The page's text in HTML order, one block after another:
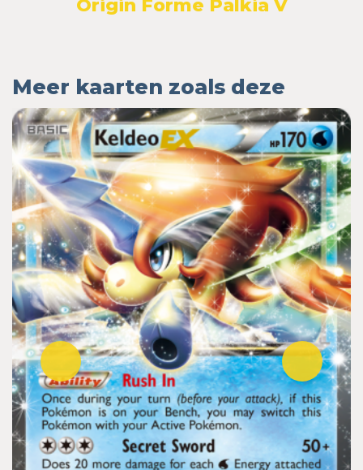
Origin Forme Palkia V
Meer kaarten zoals deze